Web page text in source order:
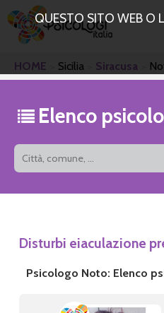
QUESTO SITO WEB O
HOME Sicilia Siracusa
Elenco
Disturbi eiaculazione
Psicologo Noto: Elenco